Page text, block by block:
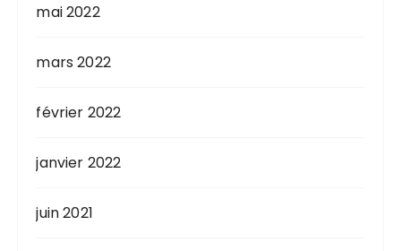
mai 2022
mars 2022
février 2022
janvier 2022
juin 2021